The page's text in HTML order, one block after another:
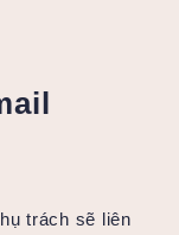
trách sẽ liên